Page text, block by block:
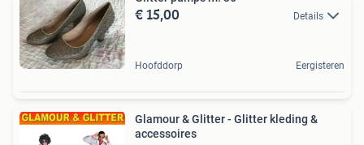
€ 15,00 Details
Hoofddorp Eergisteren
Glamour & Glitter - Glitter kleding &
accessoires